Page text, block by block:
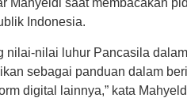
Mahyeldi saat membacakan
Indonesia.
nilai-nilai luhur Pancasila
sebagai panduan dalam
digital lainnya,” kata